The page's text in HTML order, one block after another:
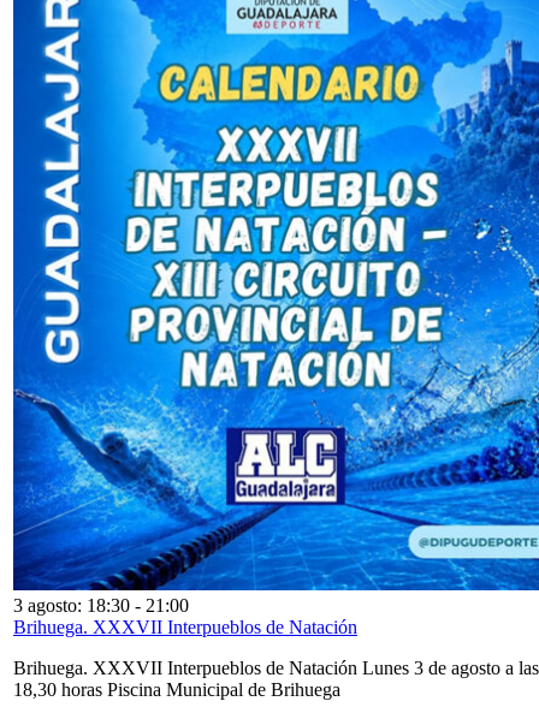
3 agosto: 18:30 - 21:00
Brihuega. XXXVII Interpueblos de Natación
Brihuega. XXXVII Interpueblos de Natación Lunes 3 de agosto a las
18,30 horas Piscina Municipal de Brihuega